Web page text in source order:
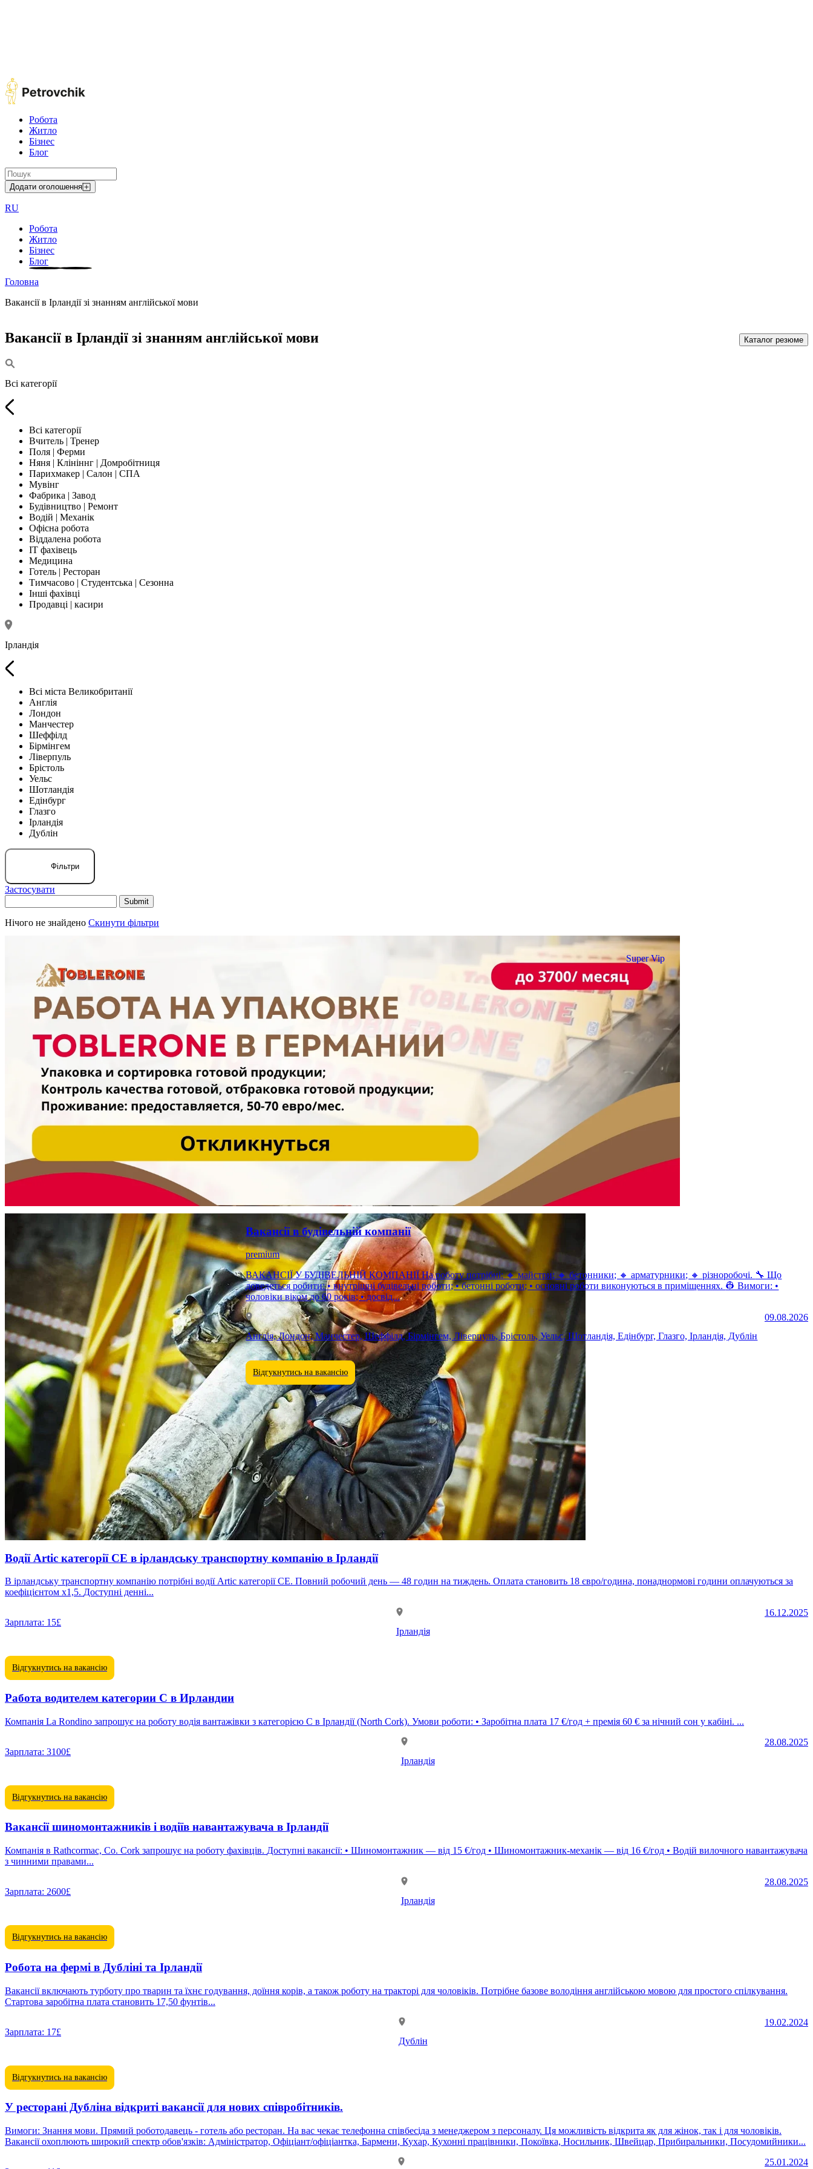
Робота
Житло
Бізнес
Блог
Додати оголошення
RU
Робота
Житло
Бізнес
Блог
Головна
Вакансії в Ірландії зі знанням англійської мови
Вакансії в Ірландії зі знанням англійської мови Каталог резюме
Всі категорії
Всі категорії
Вчитель | Тренер
Поля | Ферми
Няня | Клініннг | Домробітниця
Парихмакер | Салон | СПА
Мувінг
Фабрика | Завод
Будівництво | Ремонт
Водій | Механік
Офісна робота
Віддалена робота
IT фахівець
Медицина
Готель | Ресторан
Тимчасово | Студентська | Сезонна
Інші фахівці
Продавці | касири
Ірландія
Всі міста Великобританії
Англія
Лондон
Манчестер
Шеффілд
Бірмінгем
Ліверпуль
Брістоль
Уельс
Шотландія
Едінбург
Глазго
Ірландія
Дублін
Фільтри
Застосувати
Нічого не знайдено Скинути фільтри
Super Vip
Вакансії в будівельній компанії
premium
ВАКАНСІЇ У БУДІВЕЛЬНІЙ КОМПАНІЇ На роботу потрібні: 🔸 майстри; 🔸 бетонники; 🔸 арматурники; 🔸 різноробочі. 🔧 Що
доведеться робити: • внутрішні будівельні роботи; • бетонні роботи; • основні роботи виконуються в приміщеннях. 👷 Вимоги: •
чоловіки віком до 60 років; • досвід...
Англія, Лондон, Манчестер, Шеффілд, Бірмінгем, Ліверпуль, Брістоль, Уельс, Шотландія, Едінбург, Глазго, Ірландія, Дублін
09.08.2026
Відгукнутись на вакансію
Водії Artic категорії CE в ірландську транспортну компанію в Ірландії
В ірландську транспортну компанію потрібні водії Artic категорії CE. Повний робочий день — 48 годин на тиждень. Оплата становить 18 євро/година, понаднормові години оплачуються за
коефіцієнтом x1,5. Доступні денні...
Зарплата: 15£
Ірландія
16.12.2025
Відгукнутись на вакансію
Работа водителем категории C в Ирландии
Компанія La Rondino запрошує на роботу водія вантажівки з категорією C в Ірландії (North Cork). Умови роботи: • Заробітна плата 17 €/год + премія 60 € за нічний сон у кабіні. ...
Зарплата: 3100£
Ірландія
28.08.2025
Відгукнутись на вакансію
Вакансії шиномонтажників і водіїв навантажувача в Ірландії
Компанія в Rathcormac, Co. Cork запрошує на роботу фахівців. Доступні вакансії: • Шиномонтажник — від 15 €/год • Шиномонтажник-механік — від 16 €/год • Водій вилочного навантажувача
з чинними правами...
Зарплата: 2600£
Ірландія
28.08.2025
Відгукнутись на вакансію
Робота на фермі в Дубліні та Ірландії
Вакансії включають турботу про тварин та їхнє годування, доїння корів, а також роботу на тракторі для чоловіків. Потрібне базове володіння англійською мовою для простого спілкування.
Стартова заробітна плата становить 17,50 фунтів...
Зарплата: 17£
Дублін
19.02.2024
Відгукнутись на вакансію
У ресторані Дубліна відкриті вакансії для нових співробітників.
Вимоги: Знання мови. Прямий роботодавець - готель або ресторан. На вас чекає телефонна співбесіда з менеджером з персоналу. Ця можливість відкрита як для жінок, так і для чоловіків.
Вакансії охоплюють широкий спектр обов'язків: Адміністратор, Офіціант/офіціантка, Бармени, Кухар, Кухонні працівники, Покоївка, Носильник, Швейцар, Прибиральники, Посудомийники...
25.01.2024